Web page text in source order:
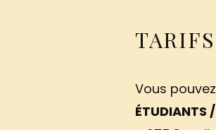
Vous
ÉTUDIANTS